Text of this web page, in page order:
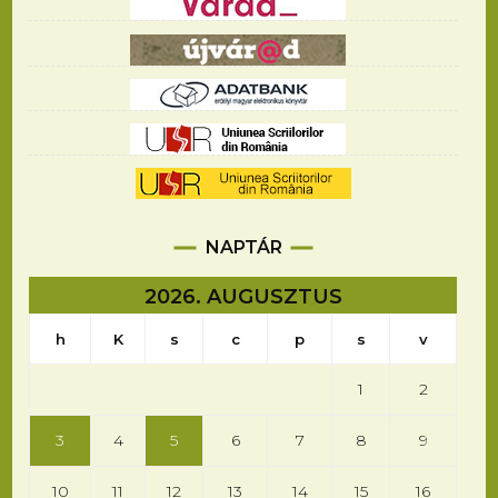
NAPTÁR
2026. AUGUSZTUS
h K s c p s v
1 2
3 4 5 6 7 8 9
10 11 12 13 14 15 16